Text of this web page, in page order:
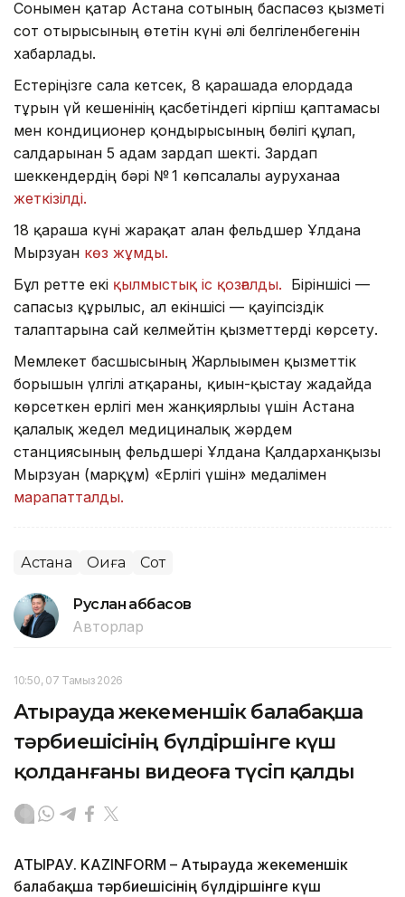
Сонымен қатар Астана сотының баспасөз қызметі
сот отырысының өтетін күні әлі белгіленбегенін
хабарлады.
Естеріңізге сала кетсек, 8 қарашада елордада
тұрғын үй кешенінің қасбетіндегі кірпіш қаптамасы
мен кондиционер қондырғысының бөлігі құлап,
салдарынан 5 адам зардап шекті. Зардап
шеккендердің бәрі № 1 көпсалалы ауруханаға
жеткізілді.
18 қараша күні жарақат алған фельдшер Ұлдана
Мырзуан көз жұмды.
Бұл ретте екі қылмыстық іс қозғалды. Біріншісі —
сапасыз құрылыс, ал екіншісі — қауіпсіздік
талаптарына сай келмейтін қызметтерді көрсету.
Мемлекет басшысының Жарлығымен қызметтік
борышын үлгілі атқарғаны, қиын-қыстау жағдайда
көрсеткен ерлігі мен жанқиярлығы үшін Астана
қалалық жедел медициналық жәрдем
станциясының фельдшері Ұлдана Қалдарханқызы
Мырзуан (марқұм) «Ерлігі үшін» медалімен
марапатталды.
Астана Оқиға Сот
Руслан Ғаббасов
Авторлар
10:50, 07 Тамыз 2026
Атырауда жекеменшік балабақша
тәрбиешісінің бүлдіршінге күш
қолданғаны видеоға түсіп қалды
АТЫРАУ. KAZINFORM – Атырауда жекеменшік
балабақша тәрбиешісінің бүлдіршінге күш